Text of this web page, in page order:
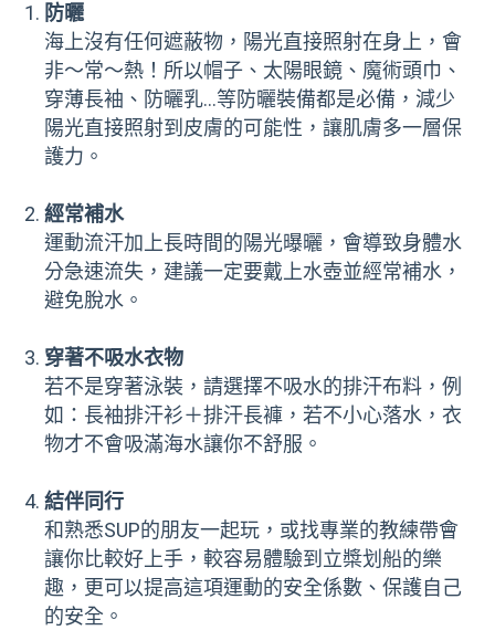
防曬
海上沒有任何遮蔽物，陽光直接照射在身上，會
非～常～熱！所以帽子、太陽眼鏡、魔術頭巾、
穿薄長袖、防曬乳…等防曬裝備都是必備，減少
陽光直接照射到皮膚的可能性，讓肌膚多一層保
護力。
經常補水
運動流汗加上長時間的陽光曝曬，會導致身體水
分急速流失，建議一定要戴上水壺並經常補水，
避免脫水。
穿著不吸水衣物
若不是穿著泳裝，請選擇不吸水的排汗布料，例
如：長袖排汗衫＋排汗長褲，若不小心落水，衣
物才不會吸滿海水讓你不舒服。
結伴同行
和熟悉SUP的朋友一起玩，或找專業的教練帶會
讓你比較好上手，較容易體驗到立槳划船的樂
趣，更可以提高這項運動的安全係數、保護自己
的安全。